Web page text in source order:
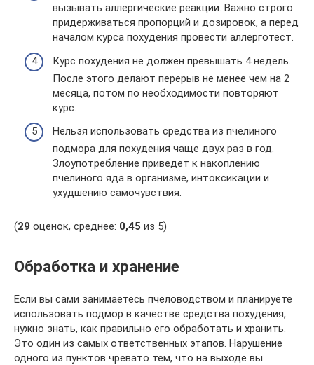
вызывать аллергические реакции. Важно строго
придерживаться пропорций и дозировок, а перед
началом курса похудения провести аллерготест.
Курс похудения не должен превышать 4 недель.
После этого делают перерыв не менее чем на 2
месяца, потом по необходимости повторяют
курс.
Нельзя использовать средства из пчелиного
подмора для похудения чаще двух раз в год.
Злоупотребление приведет к накоплению
пчелиного яда в организме, интоксикации и
ухудшению самочувствия.
(29 оценок, среднее: 0,45 из 5)
Обработка и хранение
Если вы сами занимаетесь пчеловодством и планируете
использовать подмор в качестве средства похудения,
нужно знать, как правильно его обработать и хранить.
Это один из самых ответственных этапов. Нарушение
одного из пунктов чревато тем, что на выходе вы